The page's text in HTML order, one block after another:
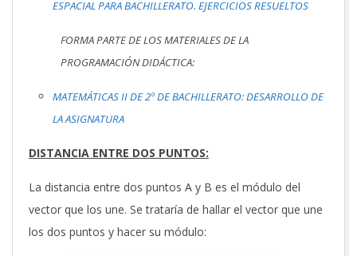
ESPACIAL PARA BACHILLERATO. EJERCICIOS RESUELTOS
FORMA PARTE DE LOS MATERIALES DE LA
PROGRAMACIÓN DIDÁCTICA:
MATEMÁTICAS II DE 2º DE BACHILLERATO: DESARROLLO DE
LA ASIGNATURA
DISTANCIA ENTRE DOS PUNTOS:
La distancia entre dos puntos A y B es el módulo del
vector que los une. Se trataría de hallar el vector que une
los dos puntos y hacer su módulo: